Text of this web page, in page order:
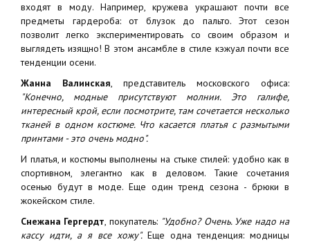
входят в моду. Например, кружева украшают почти все
предметы гардероба: от блузок до пальто. Этот сезон
позволит легко экспериментировать со своим образом и
выглядеть изящно! В этом ансамбле в стиле кэжуал почти все
тенденции осени.
Жанна Валинская, представитель московского офиса:
"Конечно, модные присутствуют молнии. Это галифе,
интересный крой, если посмотрите, там сочетается несколько
тканей в одном костюме. Что касается платья с размытыми
принтами - это очень модно".
И платья, и костюмы выполнены на стыке стилей: удобно как в
спортивном, элегантно как в деловом. Такие сочетания
осенью будут в моде. Еще один тренд сезона - брюки в
жокейском стиле.
Снежана Гергердт, покупатель: "Удобно? Очень. Уже надо на
кассу идти, а я все хожу". Еще одна тенденция: модницы